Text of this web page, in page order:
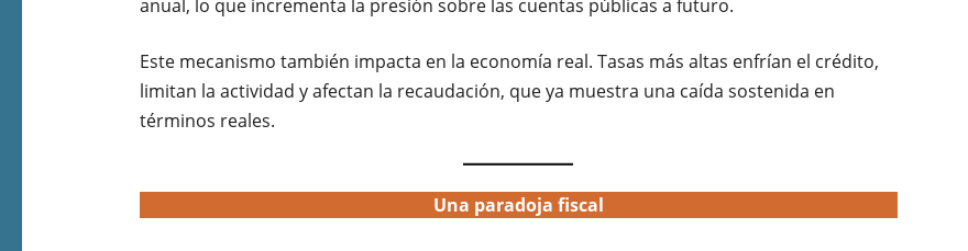
anual, lo que incrementa la presión sobre las cuentas públicas a futuro.
Este mecanismo también impacta en la economía real. Tasas más altas enfrían el crédito,
limitan la actividad y afectan la recaudación, que ya muestra una caída sostenida en
términos reales.
Una paradoja fiscal